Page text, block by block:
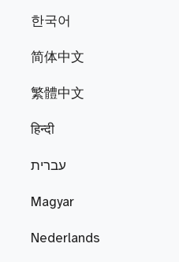
한국어
简体中文
繁體中文
हिन्दी
עברית
Magyar
Nederlands